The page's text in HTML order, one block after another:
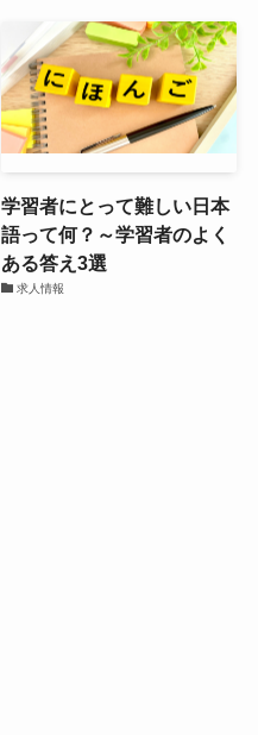
学習者にとって難しい日本
語って何？～学習者のよく
ある答え3選
求人情報